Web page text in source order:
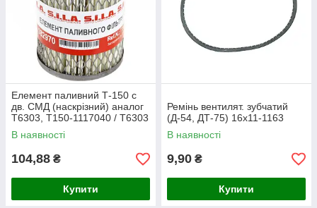
Елемент паливний Т-150 с
дв. СМД (наскрізний) аналог
Т6303, Т150-1117040 / Т6303
/ РД-001 ФЕТ-006
(наскрізний)
В наявності
104,88 ₴
Купити
Ремінь вентилят. зубчатий
(Д-54, ДТ-75) 16х11-1163
В наявності
9,90 ₴
Купити